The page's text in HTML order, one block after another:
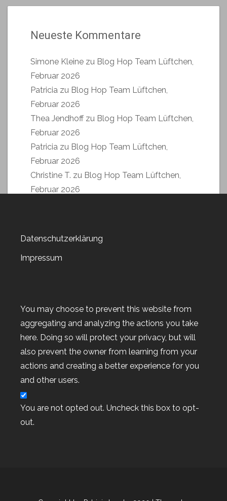
Neueste Kommentare
Simone Kleine zu Blog Hop Team Lüftchen,
Februar 2026
Patricia zu Blog Hop Team Lüftchen,
Februar 2026
Thea Jendhoffzu Blog Hop Team Lüftchen,
Februar 2026
Patricia zu Blog Hop Team Lüftchen,
Februar 2026
Christine T. zu Blog Hop Team Lüftchen,
Februar 2026
Archiv
Kategorien
Datenschutzerklärung
Impressum
You may choose to prevent this website from
aggregating and analyzing the actions you take
here. Doing so will protect your privacy, but will
also prevent the owner from learning from your
actions and creating a better experience for you
and other users.
You are not opted out. Uncheck this box to opt-
out.